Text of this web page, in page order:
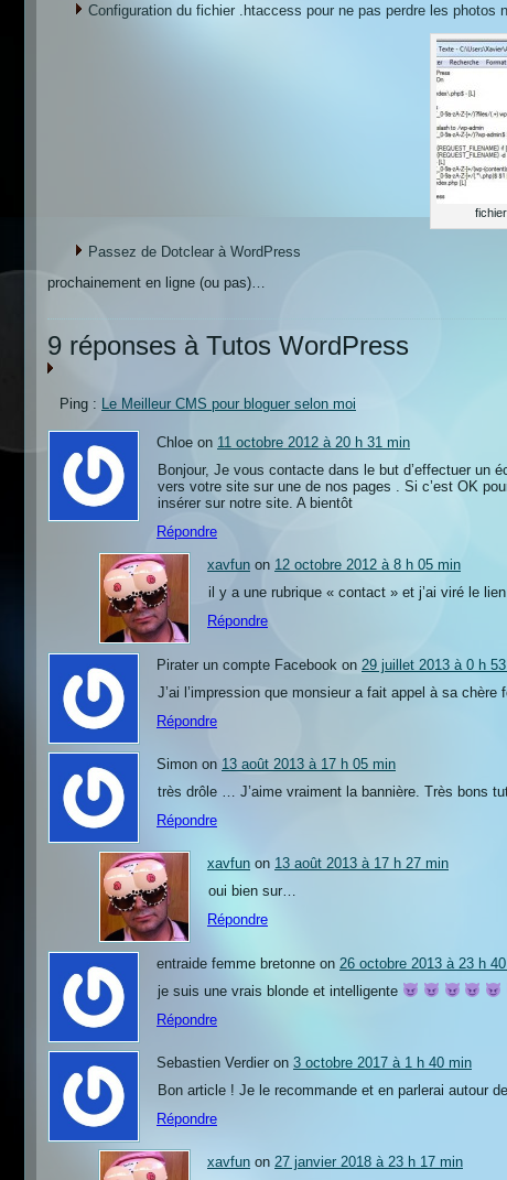
Configuration du fichier .htaccess pour ne pas perdre les photos
Passez de Dotclear à WordPress
prochainement en ligne (ou pas)…
9 réponses à Tutos WordPress
Ping : Le Meilleur CMS pour bloguer selon moi
Chloe on 11 octobre 2012 à 20 h 31 min
Bonjour, Je vous contacte dans le but d’effectuer un
vers votre site sur une de nos pages . Si c’est OK
insérer sur notre site. A bientôt
Répondre
xavfun on 12 octobre 2012 à 8 h 05 min
il y a une rubrique « contact » et j’ai viré le
Répondre
Pirater un compte Facebook on 29 juillet 2013 à 0 h
J’ai l’impression que monsieur a fait appel à sa chère
Répondre
Simon on 13 août 2013 à 17 h 05 min
très drôle … J’aime vraiment la bannière. Très bons
Répondre
xavfun on 13 août 2013 à 17 h 27 min
oui bien sur…
Répondre
entraide femme bretonne on 26 octobre 2013 à 23 h
je suis une vrais blonde et intelligente
Répondre
Sebastien Verdier on 3 octobre 2017 à 1 h 40 min
Bon article ! Je le recommande et en parlerai autour
Répondre
xavfun on 27 janvier 2018 à 23 h 17 min